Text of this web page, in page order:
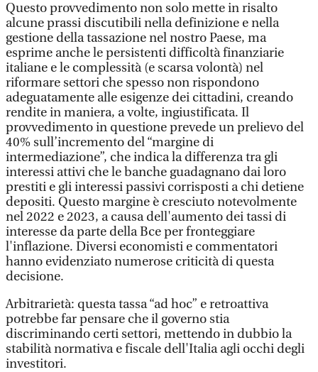
Questo provvedimento non solo mette in risalto
alcune prassi discutibili nella definizione e nella
gestione della tassazione nel nostro Paese, ma
esprime anche le persistenti difficoltà finanziarie
italiane e le complessità (e scarsa volontà) nel
riformare settori che spesso non rispondono
adeguatamente alle esigenze dei cittadini, creando
rendite in maniera, a volte, ingiustificata. Il
provvedimento in questione prevede un prelievo del
40% sull’incremento del “margine di
intermediazione”, che indica la differenza tra gli
interessi attivi che le banche guadagnano dai loro
prestiti e gli interessi passivi corrisposti a chi detiene
depositi. Questo margine è cresciuto notevolmente
nel 2022 e 2023, a causa dell'aumento dei tassi di
interesse da parte della Bce per fronteggiare
l'inflazione. Diversi economisti e commentatori
hanno evidenziato numerose criticità di questa
decisione.
Arbitrarietà: questa tassa “ad hoc” e retroattiva
potrebbe far pensare che il governo stia
discriminando certi settori, mettendo in dubbio la
stabilità normativa e fiscale dell'Italia agli occhi degli
investitori.